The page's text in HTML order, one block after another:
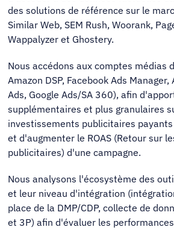
des solutions de référence sur le
Similar Web, SEM Rush, Woorank,
Wappalyzer et Ghostery.
Nous accédons aux comptes médias
Amazon DSP, Facebook Ads
Ads, Google Ads/SA 360), afin
supplémentaires et plus granulaires
investissements publicitaires
et d'augmenter le ROAS (Retour sur
publicitaires) d'une campagne.
Nous analysons l'écosystème des
et leur niveau d'intégration
place de la DMP/CDP, collecte de
et 3P) afin d'évaluer les